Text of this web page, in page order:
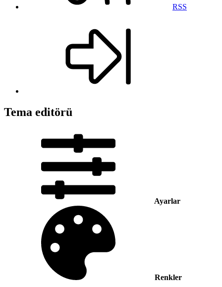
RSS
Tema editörü
Ayarlar
Renkler